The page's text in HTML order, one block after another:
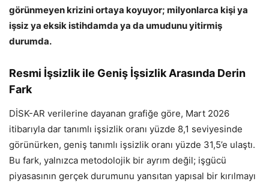
görünmeyen krizini ortaya koyuyor; milyonlarca kişi ya
işsiz ya eksik istihdamda ya da umudunu yitirmiş
durumda.
Resmi İşsizlik ile Geniş İşsizlik Arasında Derin
Fark
DİSK-AR verilerine dayanan grafiğe göre, Mart 2026
itibarıyla dar tanımlı işsizlik oranı yüzde 8,1 seviyesinde
görünürken, geniş tanımlı işsizlik oranı yüzde 31,5’e ulaştı.
Bu fark, yalnızca metodolojik bir ayrım değil; işgücü
piyasasının gerçek durumunu yansıtan yapısal bir kırılmayı